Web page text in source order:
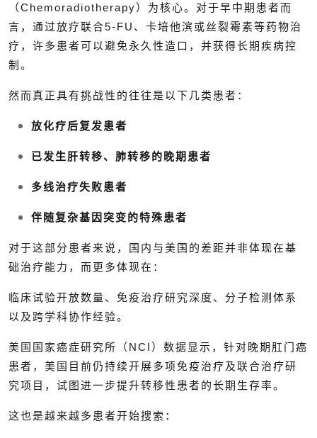
（Chemoradiotherapy）为核心。对于早中期患者而
言，通过放疗联合5-FU、卡培他滨或丝裂霉素等药物治
疗，许多患者可以避免永久性造口，并获得长期疾病控
制。
然而真正具有挑战性的往往是以下几类患者：
放化疗后复发患者
已发生肝转移、肺转移的晚期患者
多线治疗失败患者
伴随复杂基因突变的特殊患者
对于这部分患者来说，国内与美国的差距并非体现在基
础治疗能力，而更多体现在：
临床试验开放数量、免疫治疗研究深度、分子检测体系
以及跨学科协作经验。
美国国家癌症研究所（NCI）数据显示，针对晚期肛门癌
患者，美国目前仍持续开展多项免疫治疗及联合治疗研
究项目，试图进一步提升转移性患者的长期生存率。
这也是越来越多患者开始搜索：